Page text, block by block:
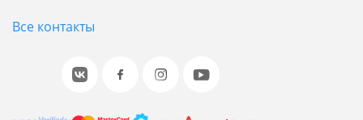
Все контакты